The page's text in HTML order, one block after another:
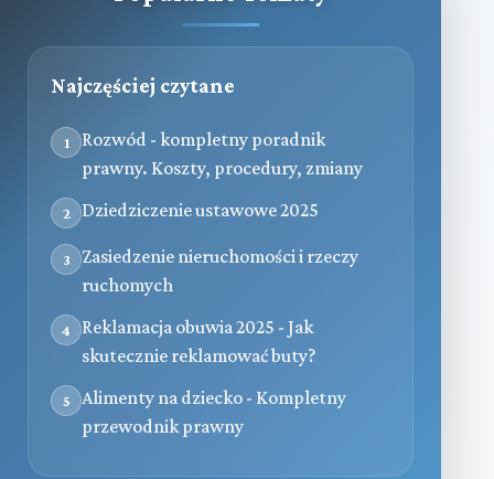
Najczęściej czytane
1
Rozwód - kompletny poradnik
prawny. Koszty, procedury, zmiany
2 Dziedziczenie ustawowe 2025
3
Zasiedzenie nieruchomości i rzeczy
ruchomych
4
Reklamacja obuwia 2025 - Jak
skutecznie reklamować buty?
5
Alimenty na dziecko - Kompletny
przewodnik prawny